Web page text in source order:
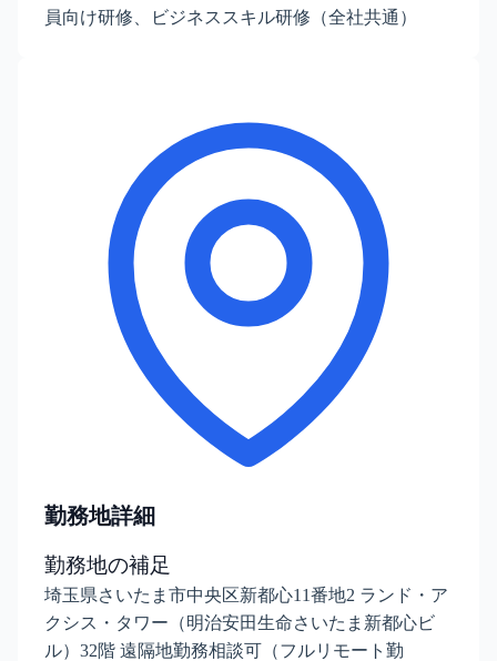
員向け研修、ビジネススキル研修（全社共通）
勤務地詳細
勤務地の補足
埼玉県さいたま市中央区新都心11番地2 ランド・ア
クシス・タワー（明治安田生命さいたま新都心ビ
ル）32階 遠隔地勤務相談可（フルリモート勤